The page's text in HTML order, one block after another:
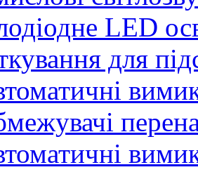
LED
для